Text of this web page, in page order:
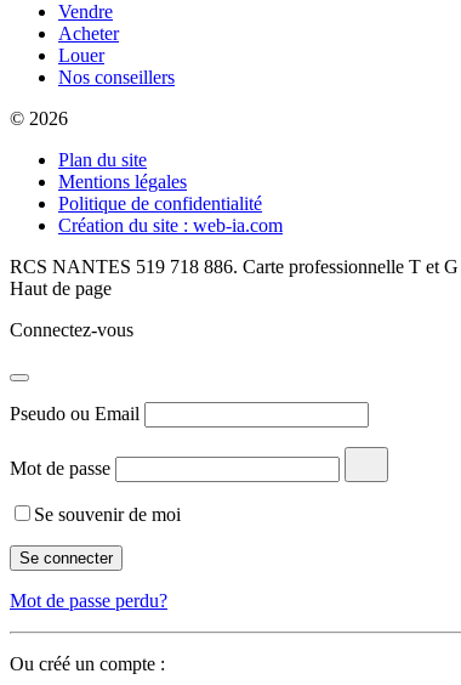
Vendre
Acheter
Louer
Nos conseillers
© 2026
Plan du site
Mentions légales
Politique de confidentialité
Création du site : web-ia.com
RCS NANTES 519 718 886. Carte professionnelle T et
Haut de page
Connectez-vous
Pseudo ou Email
Mot de passe
Se souvenir de moi
Mot de passe perdu?
Ou créé un compte :